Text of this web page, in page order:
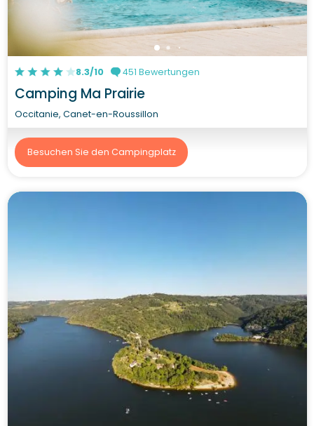
8.3/10 451 Bewertungen
Camping Ma Prairie
Occitanie, Canet-en-Roussillon
Besuchen Sie den Campingplatz